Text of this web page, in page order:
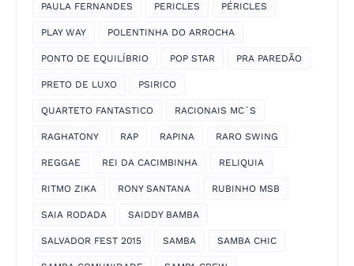
PAULA FERNANDES PERICLES PÉRICLES
PLAY WAY POLENTINHA DO ARROCHA
PONTO DE EQUILÍBRIO POP STAR PRA PAREDÃO
PRETO DE LUXO PSIRICO
QUARTETO FANTASTICO RACIONAIS MC´S
RAGHATONY RAP RAPINA RARO SWING
REGGAE REI DA CACIMBINHA RELIQUIA
RITMO ZIKA RONY SANTANA RUBINHO MSB
SAIA RODADA SAIDDY BAMBA
SALVADOR FEST 2015 SAMBA SAMBA CHIC